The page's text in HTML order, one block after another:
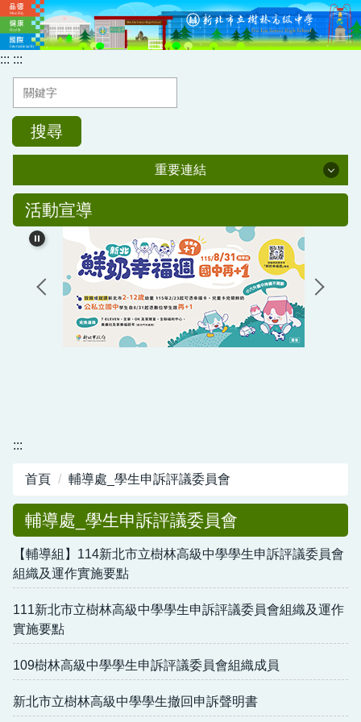
跳
到
主
容
::: :::
搜尋
重要連結
重要連結
新北市單一認證入口網
全國教師在職進修資訊網
樹中教職員T帳號登入
活動宣導
:::
首頁 輔導處_學生申訴評議委員會
輔導處_學生申訴評議委員會
【輔導組】114新北市立樹林高級中學學生申訴評議委員會
組織及運作實施要點
111新北市立樹林高級中學學生申訴評議委員會組織及運作
實施要點
109樹林高級中學學生申訴評議委員會組織成員
新北市立樹林高級中學學生撤回申訴聲明書